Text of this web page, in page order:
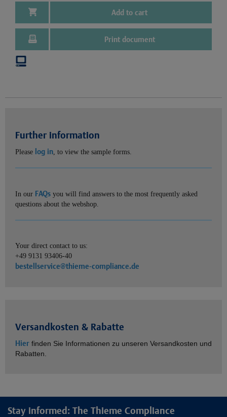
Add to cart
Print document
Further information
Please log in, to view the sample forms.
In our FAQs you will find answers to the most frequently asked
questions about the webshop.
Your direct contact to us:
+49 9131 93406-40
bestellservice@thieme-compliance.de
Versandkosten & Rabatte
Hier finden Sie Informationen zu unseren Versandkosten und
Rabatten.
Stay informed: The Thieme Compliance